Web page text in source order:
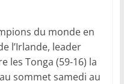
du monde en
l’Irlande, leader
les Tonga (59-16) la
sommet samedi au